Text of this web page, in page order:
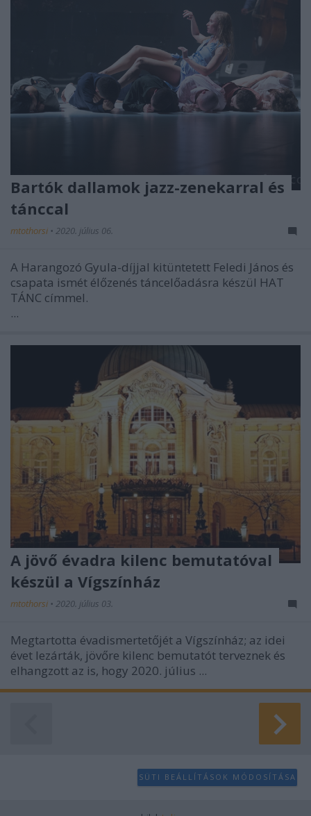
Bartók dallamok jazz-zenekarral és
tánccal
mtothorsi • 2020. július 06.
A Harangozó Gyula-díjjal kitüntetett Feledi János és
csapata ismét élőzenés táncelőadásra készül HAT
TÁNC címmel.
...
A jövő évadra kilenc bemutatóval
készül a Vígszínház
mtothorsi • 2020. július 03.
Megtartotta évadismertetőjét a Vígszínház; az idei
évet lezárták, jövőre kilenc bemutatót terveznek és
elhangzott az is, hogy 2020. július ...
SÜTI BEÁLLÍTÁSOK MÓDOSÍTÁSA